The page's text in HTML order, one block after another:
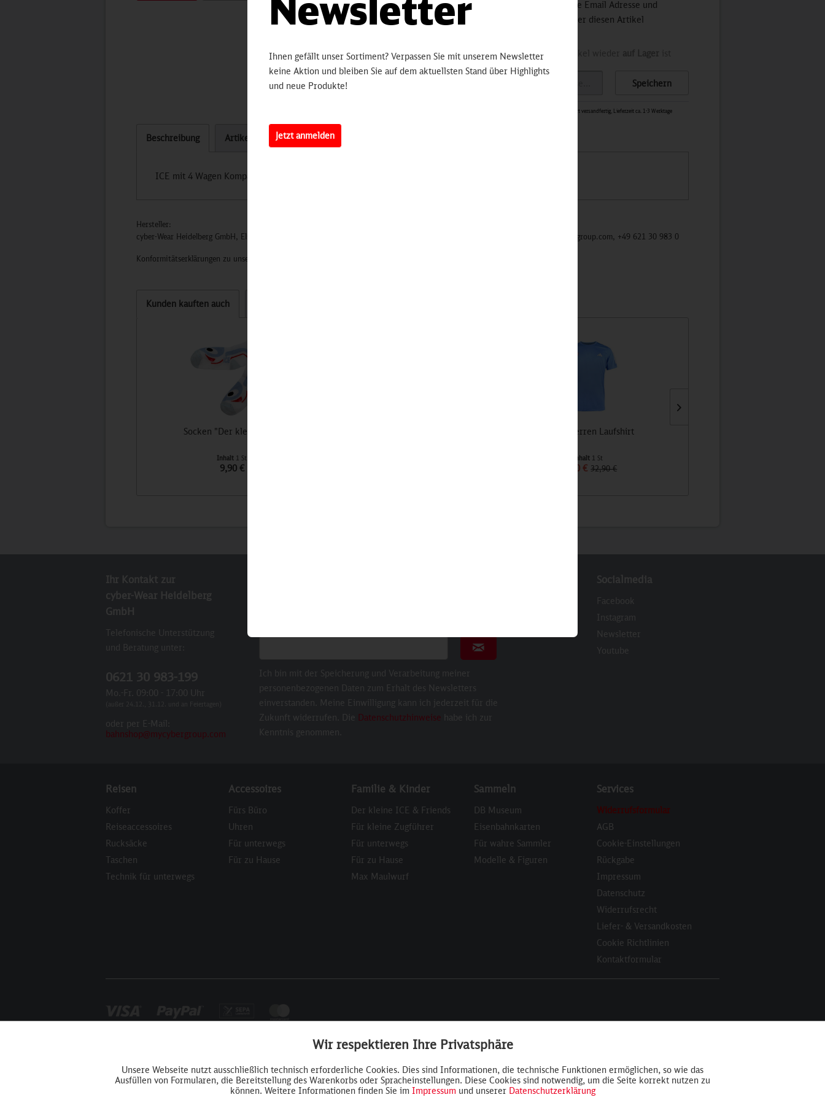
Hinterlegen Sie Ihre Email Adresse und
bleiben Sie stets über diesen Artikel
sobald der Artikel wieder
Speichern
Sofort versandfertig, Lieferzeit ca. 1-3 Werktage
Beschreibung Artikel bewerten
ICE mit 4 Wagen Kompatibel mit LEGO und Brio.
Hersteller:
cyber-Wear Heidelberg GmbH, Elsa-Brändström-Str. 4, 68229 Mannheim, Deutschland, Info@mycybergroup.com, https://mycybergroup.com, +49 621 30 983 0
Konformitätserklärungen zu unseren Produkten finden Sie
Kunden kauften auch
Socken "Der kleine ICE"
Inhalt 1 St
9,90 €
adidas Herren Laufshirt
Inhalt 1 St
23,90 € 32,90 €
Ihr Kontakt zur
cyber-Wear Heidelberg
GmbH
Telefonische Unterstützung
und Beratung unter:
0621 30 983-199
Mo.-Fr. 09:00 - 17:00 Uhr
(außer 24.12., 31.12. und an Feiertagen)
oder per E-Mail:
bahnshop@mycybergroup.com
E-Mail für Newsletter
Newsletter abonnieren
Ich bin mit der Speicherung und Verarbeitung meiner
personenbezogenen Daten zum Erhalt des Newsletters
einverstanden. Meine Einwilligung kann ich jederzeit für die
Zukunft widerrufen. Die Datenschutzhinweise habe ich zur
Kenntnis genommen.
Socialmedia
Facebook
Instagram
Newsletter
Youtube
Reisen
Koffer
Reiseaccessoires
Rucksäcke
Taschen
Technik für unterwegs
Accessoires
Fürs Büro
Uhren
Für unterwegs
Für zu Hause
Familie & Kinder
Der kleine ICE & Friends
Für kleine Zugführer
Für unterwegs
Für zu Hause
Max Maulwurf
Sammeln
DB Museum
Eisenbahnkarten
Für wahre Sammler
Modelle & Figuren
Services
Widerrufsformular
AGB
Cookie-Einstellungen
Rückgabe
Impressum
Datenschutz
Widerrufsrecht
Liefer- & Versandkosten
Cookie Richtlinien
Kontaktformular
Tracking Inaktiv
Wir respektieren Ihre Privatsphäre
Unsere Webseite nutzt ausschließlich technisch erforderliche Cookies. Dies sind Informationen, die technische Funktionen ermöglichen, so wie das
Ausfüllen von Formularen, die Bereitstellung des Warenkorbs oder Spracheinstellungen. Diese Cookies sind notwendig, um die Seite korrekt nutzen zu
können. Weitere Informationen finden Sie im Impressumund unserer Datenschutzerklärung
Newsletter
Ihnen gefällt unser Sortiment? Verpassen Sie mit unserem Newsletter
keine Aktion und bleiben Sie auf dem aktuellsten Stand über Highlights
und neue Produkte!
Jetzt anmelden